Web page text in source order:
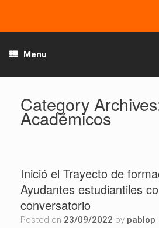
Menu
Category
Académicos
Inició el Trayecto de
Ayudantes estudiantiles
conversatorio
Posted on 23/09/2022 by pablop